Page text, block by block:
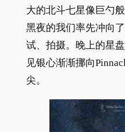
大的北斗七星像巨勺
黑夜的我们率先冲向
试、拍摄。晚上的星
见银心渐渐挪向
尖。